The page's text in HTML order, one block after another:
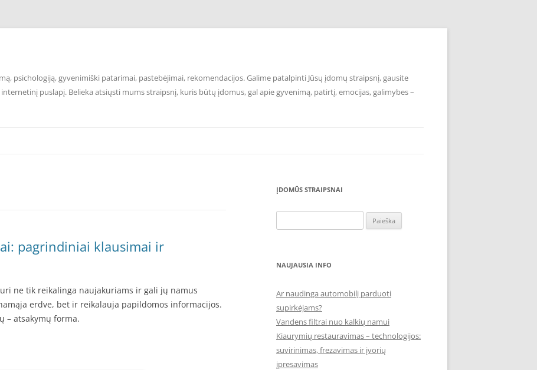
psichologiją, gyvenimiški patarimai, pastebėjimai, rekomendacijos. Galime patalpinti Jūsų įdomų straipsnį, gausite
puslapį. Belieka atsiųsti mums straipsnį, kuris būtų įdomus, gal apie gyvenimą, patirtį, emocijas, galimybes –
pagrindiniai klausimai ir
ne tik reikalinga naujakuriams ir gali jų namus
erdve, bet ir reikalauja papildomos informacijos.
– atsakymų forma.
ĮDOMŪS STRAIPSNAI
NAUJAUSIA INFO
Ar naudinga automobilį parduoti
supirkėjams?
Vandens filtrai nuo kalkių namui
Kiaurymių restauravimas – technologijos:
suvirinimas, frezavimas ir įvorių
įpresavimas